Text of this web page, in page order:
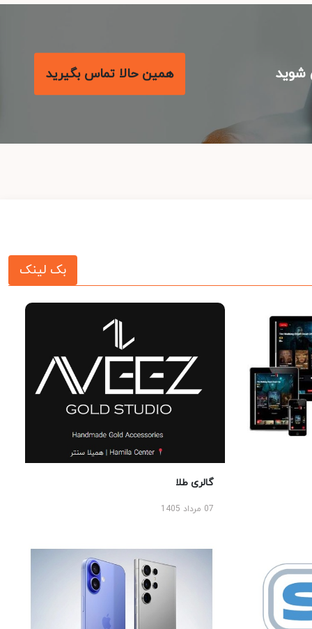
همین حالا تماس بگیرید
بک لینک
گالری طلا
07 مرداد 1405